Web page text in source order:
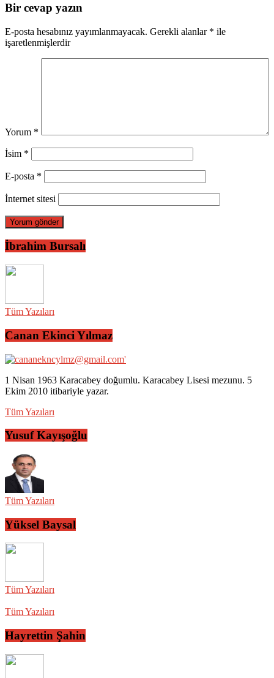
Bir cevap yazın
E-posta hesabınız yayımlanmayacak. Gerekli alanlar * ile
işaretlenmişlerdir
Yorum *
İsim *
E-posta *
İnternet sitesi
İbrahim Bursalı
Tüm Yazıları
Canan Ekinci Yılmaz
1 Nisan 1963 Karacabey doğumlu. Karacabey Lisesi mezunu. 5
Ekim 2010 itibariyle yazar.
Tüm Yazıları
Yusuf Kayışoğlu
Tüm Yazıları
Yüksel Baysal
Tüm Yazıları
Tüm Yazıları
Hayrettin Şahin